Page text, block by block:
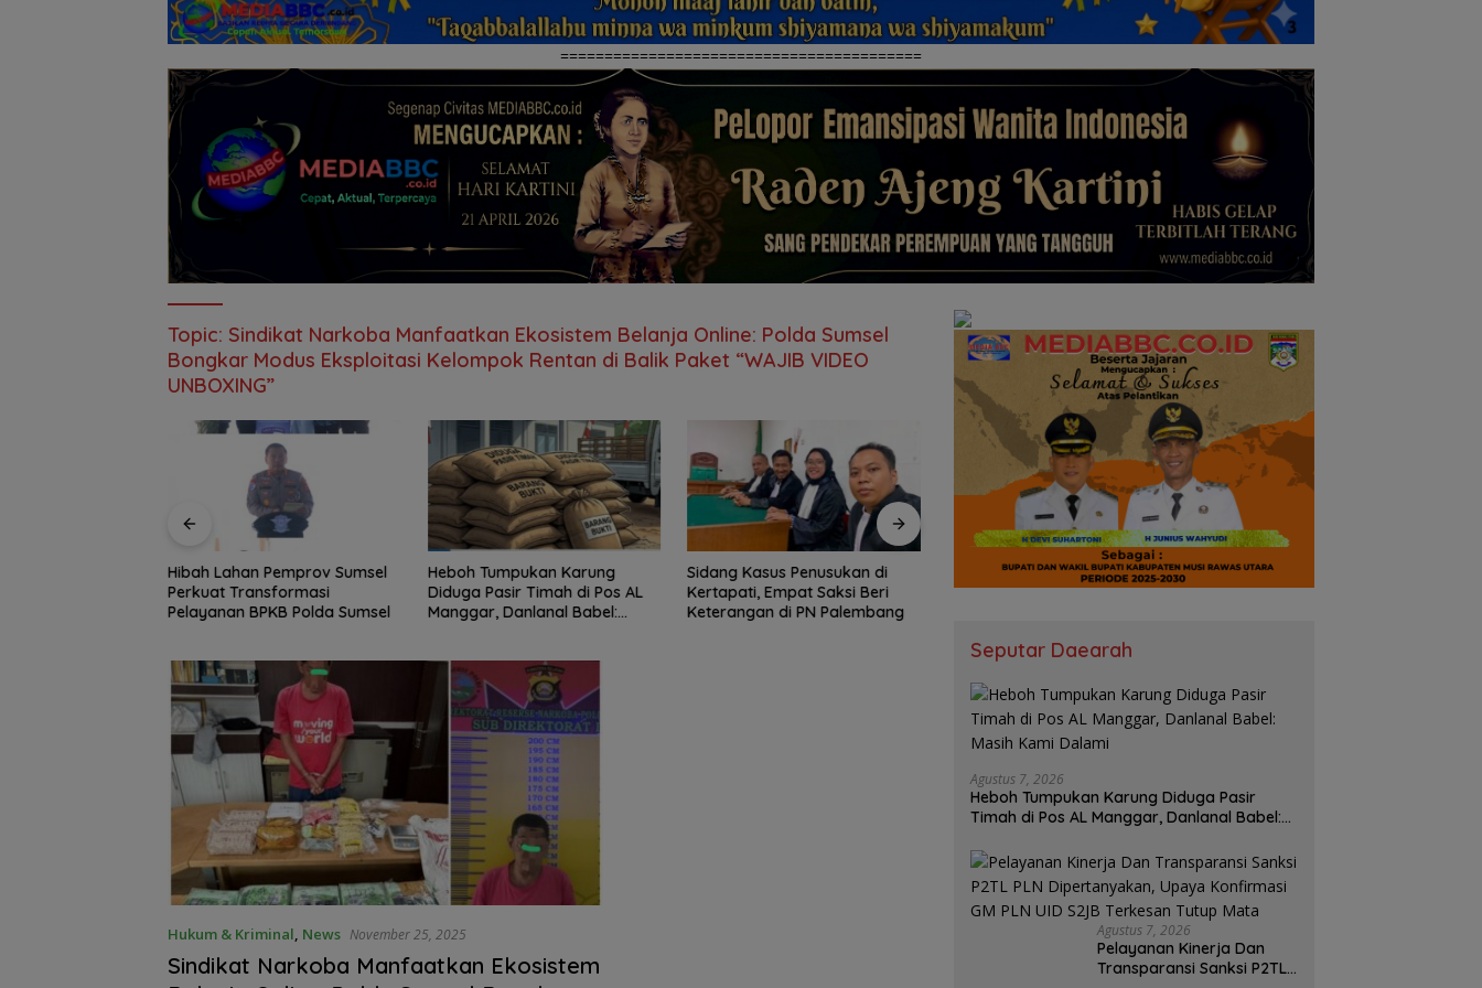
=========================================
Topic: Sindikat Narkoba Manfaatkan Ekosistem Belanja Online: Polda Sumsel
Bongkar Modus Eksploitasi Kelompok Rentan di Balik Paket “WAJIB VIDEO
UNBOXING”
Hibah Lahan Pemprov Sumsel
Perkuat Transformasi
Pelayanan BPKB Polda Sumsel
Heboh Tumpukan Karung
Diduga Pasir Timah di Pos AL
Manggar, Danlanal Babel:
Sidang Kasus Penusukan di
Kertapati, Empat Saksi Beri
Keterangan di PN Palembang
*702 Pegawai Ambil Bagian,
Clean Energy Day PLN UID S2JB
SIRA dan PST Kembali
Laporkan Kasidik Kejaksaan
Hukum & Kriminal, News November 25, 2025
Sindikat Narkoba Manfaatkan Ekosistem
Seputar Daearah
Agustus 7, 2026
Heboh Tumpukan Karung Diduga Pasir
Timah di Pos AL Manggar, Danlanal Babel:
Agustus 7, 2026
Pelayanan Kinerja Dan
Transparansi Sanksi P2TL